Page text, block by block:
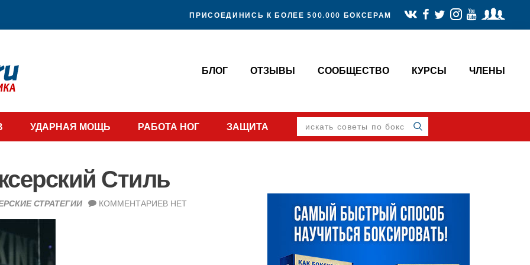
ПРИСОЕДИНИСЬ К БОЛЕЕ 500.000 БОКСЕРАМ
БЛОГ ОТЗЫВЫ СООБЩЕСТВО КУРСЫ ЧЛЕНЫ
УДАРНАЯ МОЩЬ РАБОТА НОГ ЗАЩИТА искать
советы
по
боксу
Стиль
СТРАТЕГИИ КОММЕНТАРИЕВ НЕТ
Sidebar